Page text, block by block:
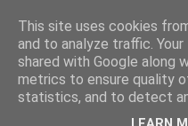
Briançon,
Vauban
This site uses cookies
and to analyze traffic.
shared with Google along
metrics to ensure quality
statistics, and to detect